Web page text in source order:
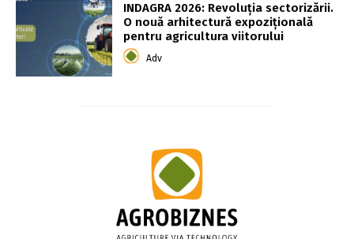
INDAGRA 2026: Revoluția sectorizării.
O nouă arhitectură expozițională
pentru agricultura viitorului
Adv